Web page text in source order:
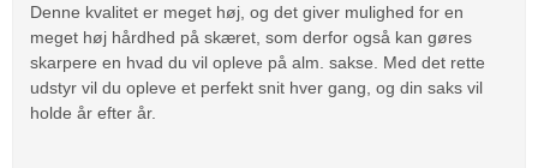
Denne kvalitet er meget høj, og det giver mulighed for en
meget høj hårdhed på skæret, som derfor også kan gøres
skarpere en hvad du vil opleve på alm. sakse. Med det rette
udstyr vil du opleve et perfekt snit hver gang, og din saks vil
holde år efter år.